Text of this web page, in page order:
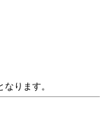
ります。